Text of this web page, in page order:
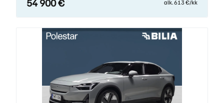
alk. 613 €/kk